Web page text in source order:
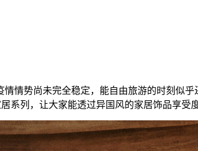
势尚未完全稳定，能自由旅游的时刻似乎
列，让大家能透过异国风的家居饰品享受